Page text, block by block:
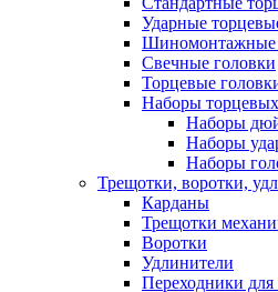
Ударные
Шиномонтажные
Свечные головки
Торцевые
Наборы
Наборы
Наборы
Наборы
Трещотки, воротки,
Карданы
Трещотки
Воротки
Удлинители
Переходники для